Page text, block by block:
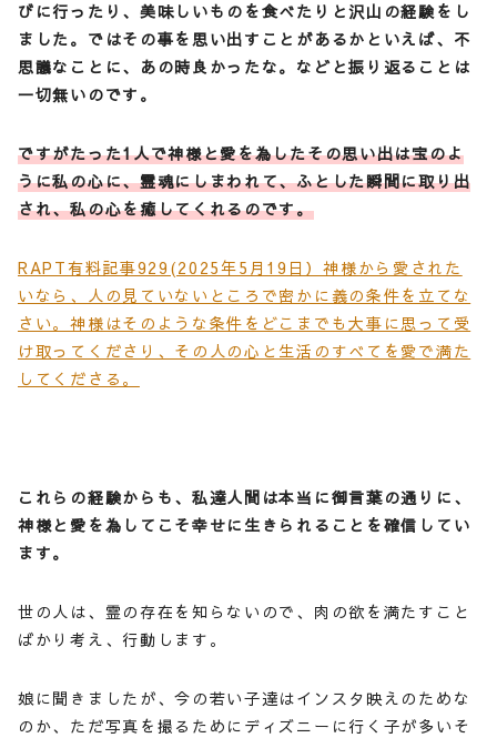
びに行ったり、美味しいものを食べたりと沢山の経験をし
ました。ではその事を思い出すことがあるかといえば、不
思議なことに、あの時良かったな。などと振り返ることは
一切無いのです。
ですがたった1人で神様と愛を為したその思い出は宝のよ
うに私の心に、霊魂にしまわれて、ふとした瞬間に取り出
され、私の心を癒してくれるのです。
RAPT有料記事929(2025年5月19日）神様から愛された
いなら、人の見ていないところで密かに義の条件を立てな
さい。神様はそのような条件をどこまでも大事に思って受
け取ってくださり、その人の心と生活のすべてを愛で満た
してくださる。
これらの経験からも、私達人間は本当に御言葉の通りに、
神様と愛を為してこそ幸せに生きられることを確信してい
ます。
世の人は、霊の存在を知らないので、肉の欲を満たすこと
ばかり考え、行動します。
娘に聞きましたが、今の若い子達はインスタ映えのためな
のか、ただ写真を撮るためにディズニーに行く子が多いそ